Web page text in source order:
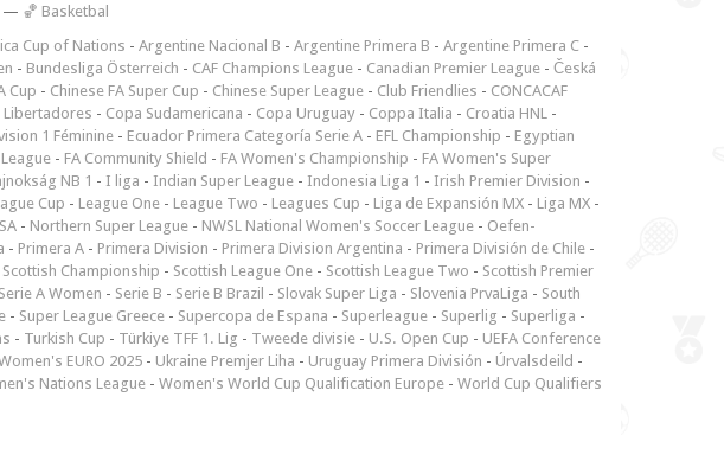
— 🏀 Basketbal
Cup of Nations - Argentine Nacional B - Argentine Primera B - Argentine Primera C -
- Bundesliga Österreich - CAF Champions League - Canadian Premier League - Česká
Cup - Chinese FA Super Cup - Chinese Super League - Club Friendlies - CONCACAF
Libertadores - Copa Sudamericana - Copa Uruguay - Coppa Italia - Croatia HNL -
1 Féminine - Ecuador Primera Categoría Serie A - EFL Championship - Egyptian
- FA Community Shield - FA Women's Championship - FA Women's Super
NB 1 - I liga - Indian Super League - Indonesia Liga 1 - Irish Premier Division -
Cup - League One - League Two - Leagues Cup - Liga de Expansión MX - Liga MX -
- Northern Super League - NWSL National Women's Soccer League - Oefen-
- Primera A - Primera Division - Primera Division Argentina - Primera División de Chile -
Scottish Championship - Scottish League One - Scottish League Two - Scottish Premier
Serie A Women - Serie B - Serie B Brazil - Slovak Super Liga - Slovenia PrvaLiga - South
- Super League Greece - Supercopa de Espana - Superleague - Superlig - Superliga -
- Turkish Cup - Türkiye TFF 1. Lig - Tweede divisie - U.S. Open Cup - UEFA Conference
EURO 2025 - Ukraine Premjer Liha - Uruguay Primera División - Úrvalsdeild -
Nations League - Women's World Cup Qualification Europe - World Cup Qualifiers